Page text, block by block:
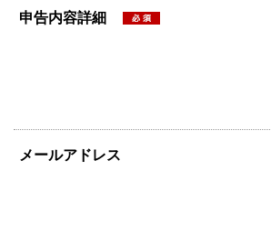
申告内容詳細
メールアドレス